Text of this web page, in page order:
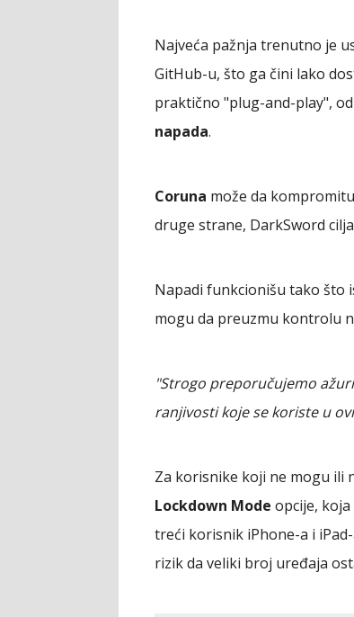
Najveća pažnja trenutno je
GitHub-u, što ga čini lako
praktično "plug-and-play",
napada.
Coruna može da
druge strane, DarkSword
Napadi funkcionišu tako što
mogu da preuzmu kontrolu
"Strogo preporučujemo
ranjivosti koje se koriste u
Za korisnike koji ne mogu ili
Lockdown Mode opcije,
treći korisnik iPhone-a i
rizik da veliki broj uređaja